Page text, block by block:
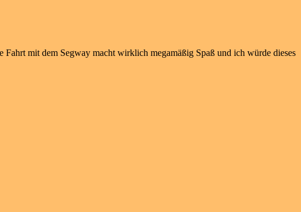
mit dem Segway macht wirklich megamäßig Spaß und ich würde dieses